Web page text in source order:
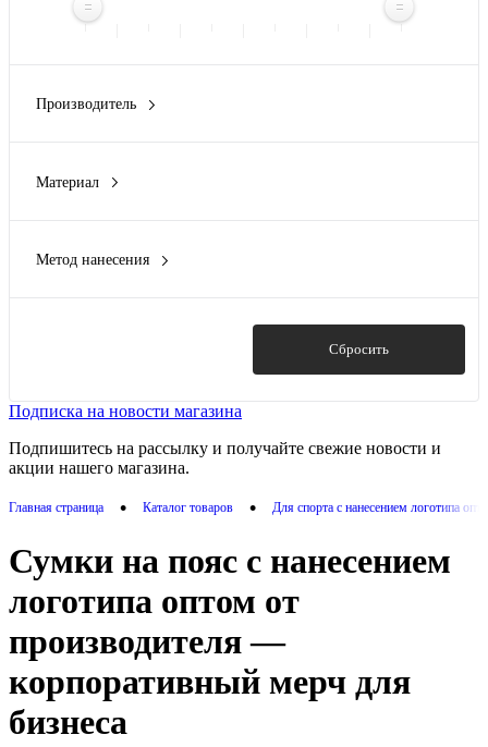
Производитель
Herschel
Материал
100% полиэстер 230D
(1)
Метод нанесения
(3)
Внешнее производство(2)
Сбросить
Подписка на новости магазина
Подпишитесь на рассылку и получайте свежие новости и
акции нашего магазина.
Главная страница • Каталог товаров • Для спорта с нанесением логотипа
Сумки на пояс с нанесением
логотипа оптом от
производителя —
корпоративный мерч для
бизнеса